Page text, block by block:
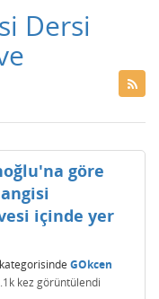
Dersi
göre
içinde yer
kategorisinde GOkcen
kez görüntülendi